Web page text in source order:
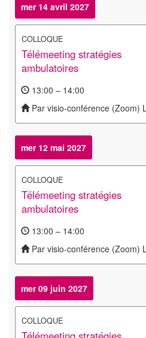
mer 14 avril 2027
COLLOQUE
Télémeeting stratégies
ambulatoires
13:00 – 14:00
Par visio-conférence (Zoom)
mer 12 mai 2027
COLLOQUE
Télémeeting stratégies
ambulatoires
13:00 – 14:00
Par visio-conférence (Zoom)
mer 09 juin 2027
COLLOQUE